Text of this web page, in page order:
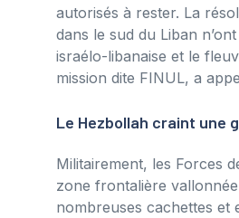
autorisés à rester. La
dans le sud du Liban
israélo-libanaise et le
mission dite FINUL, a
Le Hezbollah craint une
Militairement, les Forces
zone frontalière
nombreuses cachettes et